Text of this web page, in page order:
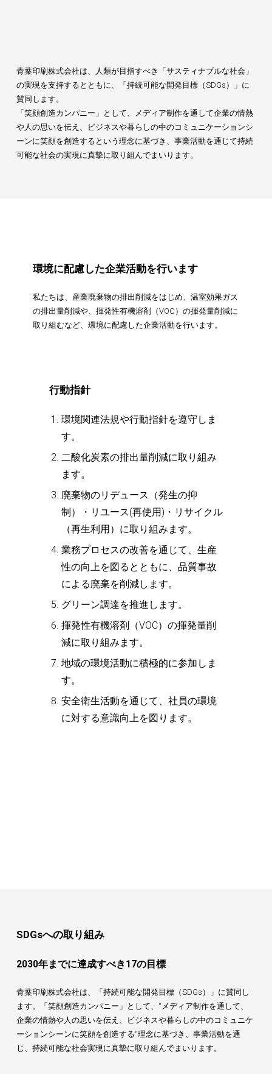
青葉印刷株式会社は、人類が目指すべき「サスティナブルな社会」
の実現を支持するとともに、「持続可能な開発目標（SDGs）」に
賛同します。
「笑顔創造カンパニー」として、メディア制作を通して企業の情熱
や人の思いを伝え、ビジネスや暮らしの中のコミュニケーションシ
ーンに笑顔を創造するという理念に基づき、事業活動を通じて持続
可能な社会の実現に真摯に取り組んでまいります。
環境に配慮した企業活動を行います
私たちは、産業廃棄物の排出削減をはじめ、温室効果ガス
の排出量削減や、揮発性有機溶剤（VOC）の揮発量削減に
取り組むなど、環境に配慮した企業活動を行います。
行動指針
環境関連法規や行動指針を遵守しま
す。
二酸化炭素の排出量削減に取り組み
ます。
廃棄物のリデュース（発生の抑
制）・リユース(再使用)・リサイクル
（再生利用）に取り組みます。
業務プロセスの改善を通じて、生産
性の向上を図るとともに、品質事故
による廃棄を削減します。
グリーン調達を推進します。
揮発性有機溶剤（VOC）の揮発量削
減に取り組みます。
地域の環境活動に積極的に参加しま
す。
安全衛生活動を通じて、社員の環境
に対する意識向上を図ります。
SDGsへの取り組み
2030年までに達成すべき17の目標
青葉印刷株式会社は、「持続可能な開発目標（SDGs）」に賛同し
ます。「笑顔創造カンパニー」として、“メディア制作を通して、
企業の情熱や人の思いを伝え、ビジネスや暮らしの中のコミュニケ
ーションシーンに笑顔を創造する“理念に基づき、事業活動を通
じ、持続可能な社会実現に真摯に取り組んでまいります。